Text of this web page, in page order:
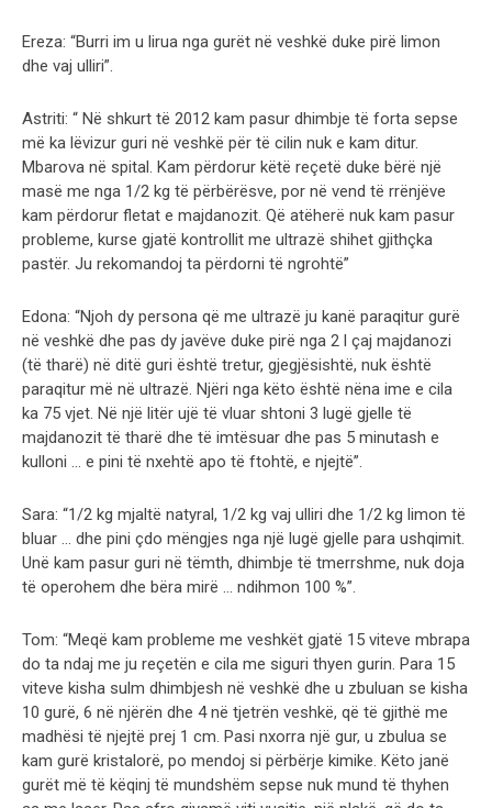
Ereza: “Burri im u lirua nga gurët në veshkë duke pirë limon
dhe vaj ulliri”.
Astriti: “ Në shkurt të 2012 kam pasur dhimbje të forta sepse
më ka lëvizur guri në veshkë për të cilin nuk e kam ditur.
Mbarova në spital. Kam përdorur këtë reçetë duke bërë një
masë me nga 1/2 kg të përbërësve, por në vend të rrënjëve
kam përdorur fletat e majdanozit. Që atëherë nuk kam pasur
probleme, kurse gjatë kontrollit me ultrazë shihet gjithçka
pastër. Ju rekomandoj ta përdorni të ngrohtë”
Edona: “Njoh dy persona që me ultrazë ju kanë paraqitur gurë
në veshkë dhe pas dy javëve duke pirë nga 2 l çaj majdanozi
(të tharë) në ditë guri është tretur, gjegjësishtë, nuk është
paraqitur më në ultrazë. Njëri nga këto është nëna ime e cila
ka 75 vjet. Në një litër ujë të vluar shtoni 3 lugë gjelle të
majdanozit të tharë dhe të imtësuar dhe pas 5 minutash e
kulloni … e pini të nxehtë apo të ftohtë, e njejtë”.
Sara: “1/2 kg mjaltë natyral, 1/2 kg vaj ulliri dhe 1/2 kg limon të
bluar … dhe pini çdo mëngjes nga një lugë gjelle para ushqimit.
Unë kam pasur guri në tëmth, dhimbje të tmerrshme, nuk doja
të operohem dhe bëra mirë … ndihmon 100 %”.
Tom: “Meqë kam probleme me veshkët gjatë 15 viteve mbrapa
do ta ndaj me ju reçetën e cila me siguri thyen gurin. Para 15
viteve kisha sulm dhimbjesh në veshkë dhe u zbuluan se kisha
10 gurë, 6 në njërën dhe 4 në tjetrën veshkë, që të gjithë me
madhësi të njejtë prej 1 cm. Pasi nxorra një gur, u zbulua se
kam gurë kristalorë, po mendoj si përbërje kimike. Këto janë
gurët më të këqinj të mundshëm sepse nuk mund të thyhen